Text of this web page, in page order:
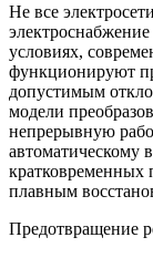
Не все
условиях,
функционируют
допустимым
модели
непрерывную
автоматическому
кратковременных
плавным
Предотвращение